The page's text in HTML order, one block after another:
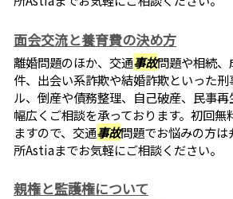
面会交流と養育費の決め方
離婚問題のほか、交通事故問題や相続
件、出会い系詐欺や結婚詐欺といった
ル、倒産や債務整理、自己破産、民事再
幅広くご相談を承っております。初回無
ますので、交通事故問題でお悩みの方
所Astiaまでお気軽にご相談ください。
親権と監護権について